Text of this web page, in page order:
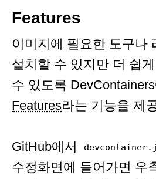
Features
이미지에 필요한 도구나
설치할 수 있지만 더 쉽
수 있도록
Features라는 기능을 제
GitHub에서
수정화면에 들어가면 우